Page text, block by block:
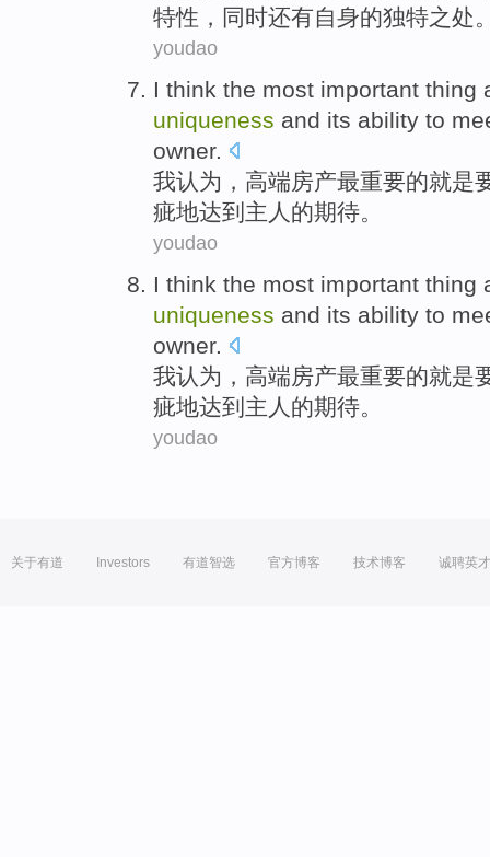
特性 ， 同时还有自身的独特之处
youdao
I think the most important thing
uniqueness and its ability to
owner.
我认为 ， 高端房产最重要的就是
疵地达到 主人的期待。
youdao
I think the most important thing
uniqueness and its ability to
owner.
我认为 ， 高端房产最重要的就是
疵地达到 主人的期待。
youdao
关于有道 Investors 有道智选 官方博客 技术博客 诚聘英才